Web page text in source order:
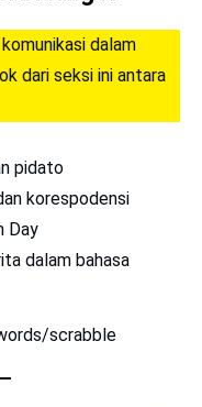
dalam
dari seksi ini antara
pidato
korespodensi
Day
dalam bahasa
scrabble